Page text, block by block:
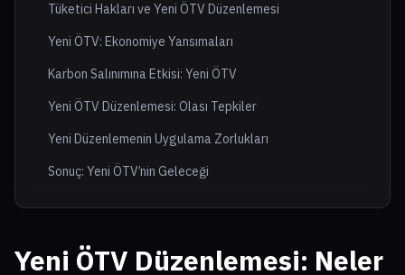
Tüketici Hakları ve Yeni ÖTV Düzenlemesi
Yeni ÖTV: Ekonomiye Yansımaları
Karbon Salınımına Etkisi: Yeni ÖTV
Yeni ÖTV Düzenlemesi: Olası Tepkiler
Yeni Düzenlemenin Uygulama Zorlukları
Sonuç: Yeni ÖTV’nin Geleceği
Yeni ÖTV Düzenlemesi: Neler